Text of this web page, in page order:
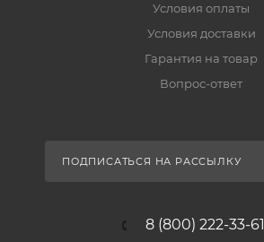
Условия оплаты
Условия доставки
Гарантия на товар
Вопрос-ответ
ПОДПИСАТЬСЯ НА РАССЫЛКУ
8 (800) 222-33-61